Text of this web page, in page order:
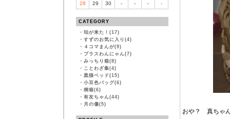
28
29 30 - - - -
CATEGORY
・ 珀が来た！(17)
・ すずのお気に入り(4)
・ ４コマまんが(9)
・ プラスわんにゃん(7)
・ みっちり箱(8)
・ ことわざ集(4)
・ 黒猫ベッド(15)
・ 小豆色バッグ(6)
・ 桐箱(6)
・ 有友ちゃん(44)
・ 月の傷(5)
おや？ 真ちゃ